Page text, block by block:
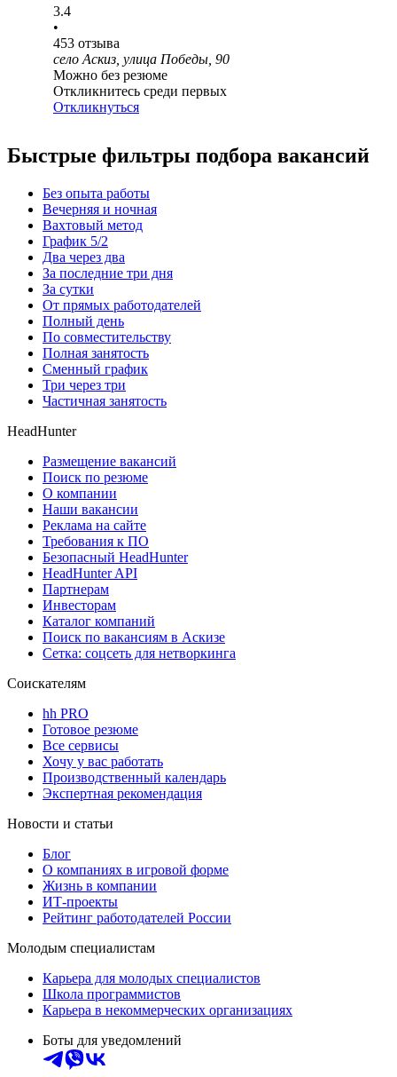
3.4
•
453 отзыва
село Аскиз, улица Победы, 90
Можно без резюме
Откликнитесь среди первых
Откликнуться
Быстрые фильтры подбора вакансий
Без опыта работы
Вечерняя и ночная
Вахтовый метод
График 5/2
Два через два
За последние три дня
За сутки
От прямых работодателей
Полный день
По совместительству
Полная занятость
Сменный график
Три через три
Частичная занятость
HeadHunter
Размещение вакансий
Поиск по резюме
О компании
Наши вакансии
Реклама на сайте
Требования к ПО
Безопасный HeadHunter
HeadHunter API
Партнерам
Инвесторам
Каталог компаний
Поиск по вакансиям в Аскизе
Сетка: соцсеть для нетворкинга
Соискателям
hh PRO
Готовое резюме
Все сервисы
Хочу у вас работать
Производственный календарь
Экспертная рекомендация
Новости и статьи
Блог
О компаниях в игровой форме
Жизнь в компании
ИТ-проекты
Рейтинг работодателей России
Молодым специалистам
Карьера для молодых специалистов
Школа программистов
Карьера в некоммерческих организациях
Боты для уведомлений